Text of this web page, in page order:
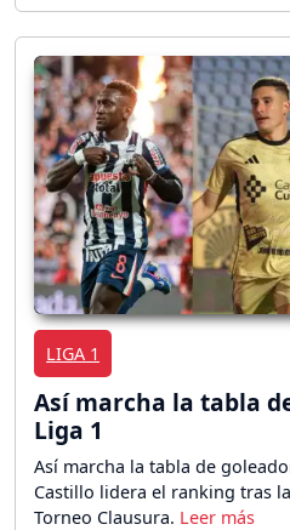
LIGA 1
Así marcha la tabla
Liga 1
Así marcha la tabla de
Castillo lidera el ranking tras
Torneo Clausura.